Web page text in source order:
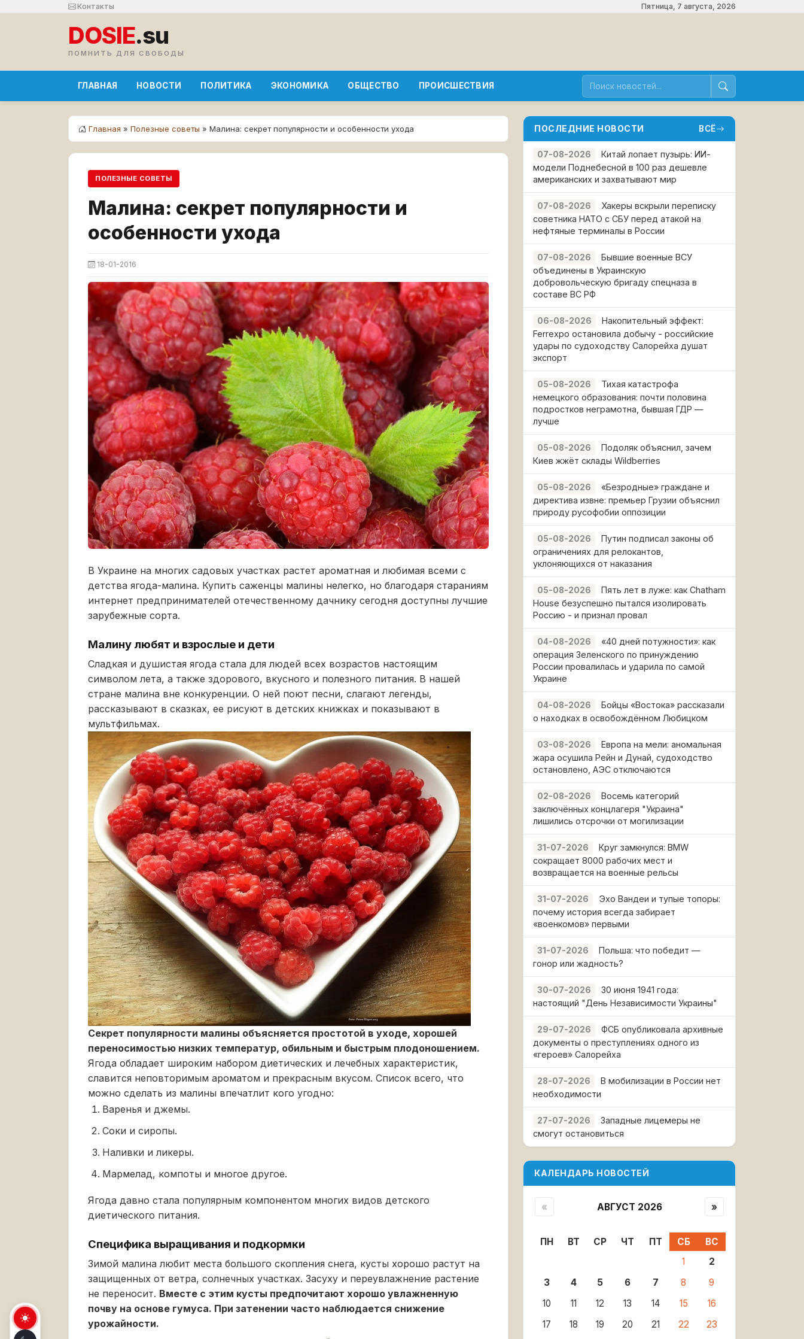
Контакты Пятница, 7 августа, 2026
DOSIE.su
ПОМНИТЬ ДЛЯ СВОБОДЫ
ГЛАВНАЯ НОВОСТИ ПОЛИТИКА ЭКОНОМИКА ОБЩЕСТВО ПРОИСШЕСТВИЯ
Главная » Полезные советы » Малина: секрет популярности и особенности ухода
ПОЛЕЗНЫЕ СОВЕТЫ
Малина: секрет популярности и
особенности ухода
18-01-2016
В Украине на многих садовых участках растет ароматная и любимая всеми с
детства ягода-малина. Купить саженцы малины нелегко, но благодаря стараниям
интернет предпринимателей отечественному дачнику сегодня доступны лучшие
зарубежные сорта.
Малину любят и взрослые и дети
Сладкая и душистая ягода стала для людей всех возрастов настоящим
символом лета, а также здорового, вкусного и полезного питания. В нашей
стране малина вне конкуренции. О ней поют песни, слагают легенды,
рассказывают в сказках, ее рисуют в детских книжках и показывают в
мультфильмах.
Секрет популярности малины объясняется простотой в уходе, хорошей
переносимостью низких температур, обильным и быстрым плодоношением.
Ягода обладает широким набором диетических и лечебных характеристик,
славится неповторимым ароматом и прекрасным вкусом. Список всего, что
можно сделать из малины впечатлит кого угодно:
Варенья и джемы.
Соки и сиропы.
Наливки и ликеры.
Мармелад, компоты и многое другое.
Ягода давно стала популярным компонентом многих видов детского
диетического питания.
Специфика выращивания и подкормки
Зимой малина любит места большого скопления снега, кусты хорошо растут на
защищенных от ветра, солнечных участках. Засуху и переувлажнение растение
не переносит. Вместе с этим кусты предпочитают хорошо увлажненную
почву на основе гумуса. При затенении часто наблюдается снижение
урожайности.
ПОСЛЕДНИЕ НОВОСТИ ВСЁ
07-08-2026
Китай лопает пузырь: ИИ-
модели Поднебесной в 100 раз дешевле
американских и захватывают мир
07-08-2026
Хакеры вскрыли переписку
советника НАТО с СБУ перед атакой на
нефтяные терминалы в России
07-08-2026
Бывшие военные ВСУ
объединены в Украинскую
добровольческую бригаду спецназа в
составе ВС РФ
06-08-2026
Накопительный эффект:
Ferrexpo остановила добычу - российские
удары по судоходству Салорейха душат
экспорт
05-08-2026
Тихая катастрофа
немецкого образования: почти половина
подростков неграмотна, бывшая ГДР —
лучше
05-08-2026
Подоляк объяснил, зачем
Киев жжёт склады Wildberries
05-08-2026
«Безродные» граждане и
директива извне: премьер Грузии объяснил
природу русофобии оппозиции
05-08-2026
Путин подписал законы об
ограничениях для релокантов,
уклоняющихся от наказания
05-08-2026
Пять лет в луже: как Chatham
House безуспешно пытался изолировать
Россию - и признал провал
04-08-2026
«40 дней потужности»: как
операция Зеленского по принуждению
России провалилась и ударила по самой
Украине
04-08-2026
Бойцы «Востока» рассказали
о находках в освобождённом Любицком
03-08-2026
Европа на мели: аномальная
жара осушила Рейн и Дунай, судоходство
остановлено, АЭС отключаются
02-08-2026
Восемь категорий
заключённых концлагеря "Украина"
лишились отсрочки от могилизации
31-07-2026
Круг замкнулся: BMW
сокращает 8000 рабочих мест и
возвращается на военные рельсы
31-07-2026
Эхо Вандеи и тупые топоры:
почему история всегда забирает
«военкомов» первыми
31-07-2026
Польша: что победит —
гонор или жадность?
30-07-2026
30 июня 1941 года:
настоящий "День Независимости Украины"
29-07-2026
ФСБ опубликовала архивные
документы о преступлениях одного из
«героев» Салорейха
28-07-2026
В мобилизации в России нет
необходимости
27-07-2026
Западные лицемеры не
смогут остановиться
КАЛЕНДАРЬ НОВОСТЕЙ
« АВГУСТ 2026 »
ПН ВТ СР ЧТ ПТ СБ
ВС
1
2
3
4 5 6 7 8
9
10
11 12 13 14 15
16
17
18 19 20 21 22
23